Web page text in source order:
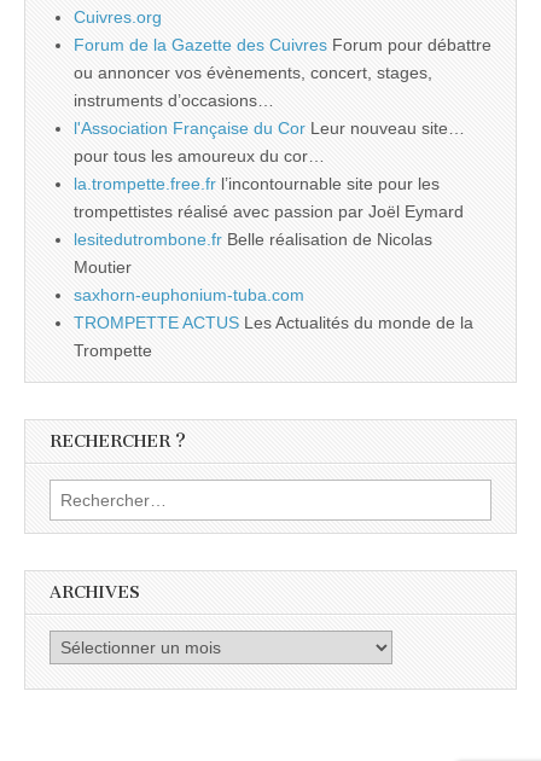
Cuivres.org
Forum de la Gazette des Cuivres Forum pour débattre
ou annoncer vos évènements, concert, stages,
instruments d’occasions…
l'Association Française du Cor Leur nouveau site…
pour tous les amoureux du cor…
la.trompette.free.fr l’incontournable site pour les
trompettistes réalisé avec passion par Joël Eymard
lesitedutrombone.fr Belle réalisation de Nicolas
Moutier
saxhorn-euphonium-tuba.com
TROMPETTE ACTUS Les Actualités du monde de la
Trompette
RECHERCHER ?
Rechercher :
ARCHIVES
Archives